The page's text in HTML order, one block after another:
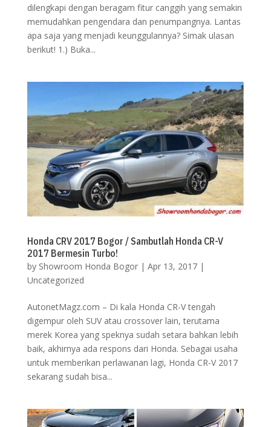
dilengkapi dengan beragam fitur canggih yang semakin
memudahkan pengendara dan penumpangnya. Lantas
apa saja yang menjadi keunggulannya? Simak ulasan
berikut! 1.) Buka...
Honda CRV 2017 Bogor / Sambutlah Honda CR-V
2017 Bermesin Turbo!
by Showroom Honda Bogor| Apr 13, 2017|
Uncategorized
AutonetMagz.com – Di kala Honda CR-V tengah
digempur oleh SUV atau crossover lain, terutama
merek Korea yang speknya sudah setara bahkan lebih
baik, akhirnya ada respons dari Honda. Sebagai usaha
untuk memberikan perlawanan lagi, Honda CR-V 2017
sekarang sudah bisa...